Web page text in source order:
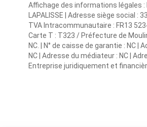
Affichage des informations légales :
LAPALISSE | Adresse siège social :
TVA Intracommunautaire : FR13
Carte T : T323 / Préfecture de
NC. | N° de caisse de garantie : NC
NC | Adresse du médiateur : NC |
Entreprise juridiquement et